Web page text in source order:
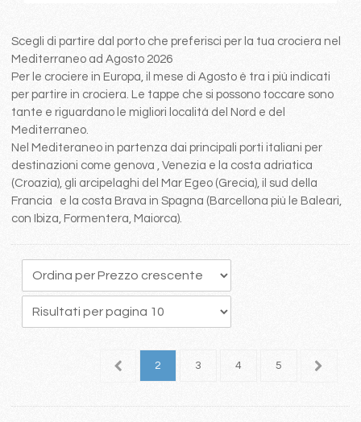
Scegli di partire dal porto che preferisci per la tua crociera nel
Mediterraneo ad Agosto 2026
Per le crociere in Europa, il mese di Agosto è tra i più indicati
per partire in crociera. Le tappe che si possono toccare sono
tante e riguardano le migliori località del Nord e del
Mediterraneo.
Nel Mediteraneo in partenza dai principali porti italiani per
destinazioni come genova , Venezia e la costa adriatica
(Croazia), gli arcipelaghi del Mar Egeo (Grecia), il sud della
Francia e la costa Brava in Spagna (Barcellona più le Baleari,
con Ibiza, Formentera, Maiorca).
1 2 3 4 5 6